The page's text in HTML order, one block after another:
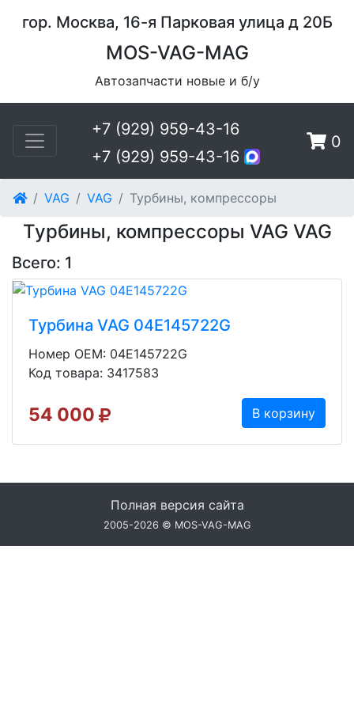
гор. Москва, 16-я Парковая улица д 20Б
MOS-VAG-MAG
Автозапчасти новые и б/у
+7 (929) 959-43-16
+7 (929) 959-43-16
0
VAG VAG Турбины, компрессоры
Турбины, компрессоры VAG VAG
Всего: 1
Турбина VAG 04E145722G
Номер OEM: 04E145722G
Код товара: 3417583
54 000 В корзину
Полная версия сайта
2005-2026 © MOS-VAG-MAG